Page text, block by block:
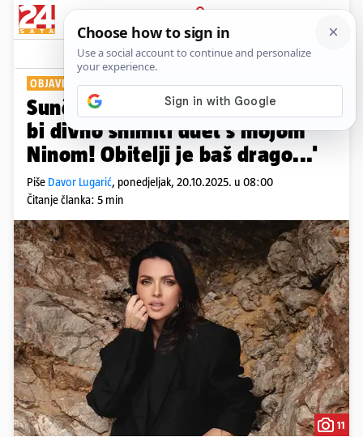
PRIJAVA
Show Komentari
OBJAVILA PRVI AUTORSKI SINGL
Sunčica Badrić za 24sata: 'Bilo
bi divno snimiti duet s mojom
Ninom! Obitelji je baš drago...'
Piše Davor Lugarić, ponedjeljak, 20.10.2025. u 08:00
Čitanje članka: 5 min
11